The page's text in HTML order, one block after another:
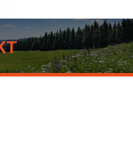
sich hier: